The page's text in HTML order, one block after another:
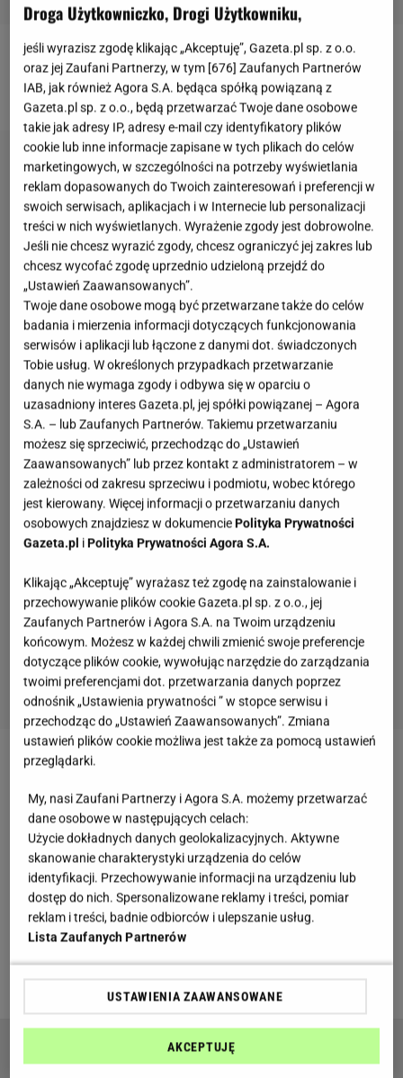
Więcejprzepisówna puszyste placki znajdziesz na
naszej stronie głównej Gazeta.pl
Zobacz wideo
Jeśli masz ochotę na coś pysznego, łatwego w
wykonaniu i do tego taniego, a z jakiegoś powodu
znudziły ci sięnaleśniki, te placuszki z pewnością
zaspokoją twoją ochotę. Placki z zsiadłym mlekiem
są pyszne, lekkie i puszyste, smakują i na słodko i na
Skusisz się na śniadanie lub słodki podwieczorek?
Przepis na muffinki z mojego zeszytu. Zawsze
Droga Użytkowniczko, Drogi Użytkowniku,
jeśli wyrazisz zgodę klikając „Akceptuję”, Gazeta.pl sp. z o.o.
oraz jej Zaufani Partnerzy, w tym [676] Zaufanych Partnerów
IAB, jak również Agora S.A. będąca spółką powiązaną z
Gazeta.pl sp. z o.o., będą przetwarzać Twoje dane osobowe
takie jak adresy IP, adresy e-mail czy identyfikatory plików
cookie lub inne informacje zapisane w tych plikach do celów
marketingowych, w szczególności na potrzeby wyświetlania
reklam dopasowanych do Twoich zainteresowań i preferencji w
swoich serwisach, aplikacjach i w Internecie lub personalizacji
treści w nich wyświetlanych. Wyrażenie zgody jest dobrowolne.
Jeśli nie chcesz wyrazić zgody, chcesz ograniczyć jej zakres lub
chcesz wycofać zgodę uprzednio udzieloną przejdź do
„Ustawień Zaawansowanych”.
Twoje dane osobowe mogą być przetwarzane także do celów
badania i mierzenia informacji dotyczących funkcjonowania
serwisów i aplikacji lub łączone z danymi dot. świadczonych
Tobie usług. W określonych przypadkach przetwarzanie
danych nie wymaga zgody i odbywa się w oparciu o
uzasadniony interes Gazeta.pl, jej spółki powiązanej – Agora
S.A. – lub Zaufanych Partnerów. Takiemu przetwarzaniu
możesz się sprzeciwić, przechodząc do „Ustawień
Zaawansowanych” lub przez kontakt z administratorem – w
zależności od zakresu sprzeciwu i podmiotu, wobec którego
jest kierowany. Więcej informacji o przetwarzaniu danych
osobowych znajdziesz w dokumencie Polityka Prywatności
Gazeta.pl i Polityka Prywatności Agora S.A.
Klikając „Akceptuję” wyrażasz też zgodę na zainstalowanie i
przechowywanie plików cookie Gazeta.pl sp. z o.o., jej
Zaufanych Partnerów i Agora S.A. na Twoim urządzeniu
końcowym. Możesz w każdej chwili zmienić swoje preferencje
dotyczące plików cookie, wywołując narzędzie do zarządzania
twoimi preferencjami dot. przetwarzania danych poprzez
odnośnik „Ustawienia prywatności ” w stopce serwisu i
przechodząc do „Ustawień Zaawansowanych”. Zmiana
ustawień plików cookie możliwa jest także za pomocą ustawień
przeglądarki.
My, nasi Zaufani Partnerzy i Agora S.A. możemy przetwarzać
dane osobowe w następujących celach:
Użycie dokładnych danych geolokalizacyjnych. Aktywne
skanowanie charakterystyki urządzenia do celów
identyfikacji. Przechowywanie informacji na urządzeniu lub
dostęp do nich. Spersonalizowane reklamy i treści, pomiar
reklam i treści, badnie odbiorców i ulepszanie usług.
Lista Zaufanych Partnerów
USTAWIENIA ZAAWANSOWANE
AKCEPTUJĘ